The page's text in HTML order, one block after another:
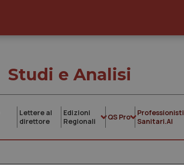
Studi e Analisi
Lettere al
direttore
Edizioni
Regionali
QS Pro
Professionisti
Sanitari.AI